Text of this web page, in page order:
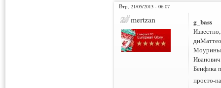
Втр, 21/05/2013 - 06:07
mertzan g_bass
Бенфика
просто-